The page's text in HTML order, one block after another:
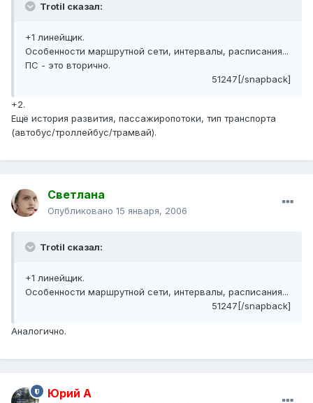
Trotil сказал:
+1 линейщик.
Особенности маршрутной сети, интервалы, расписания...
ПС - это вторично.
51247[/snapback]
+2.
Ещё история развития, пассажиропотоки, тип транспорта
(автобус/троллейбус/трамвай).
Светлана
Опубликовано 15 января, 2006
Trotil сказал:
+1 линейщик.
Особенности маршрутной сети, интервалы, расписания...
51247[/snapback]
Аналогично.
Юрий А